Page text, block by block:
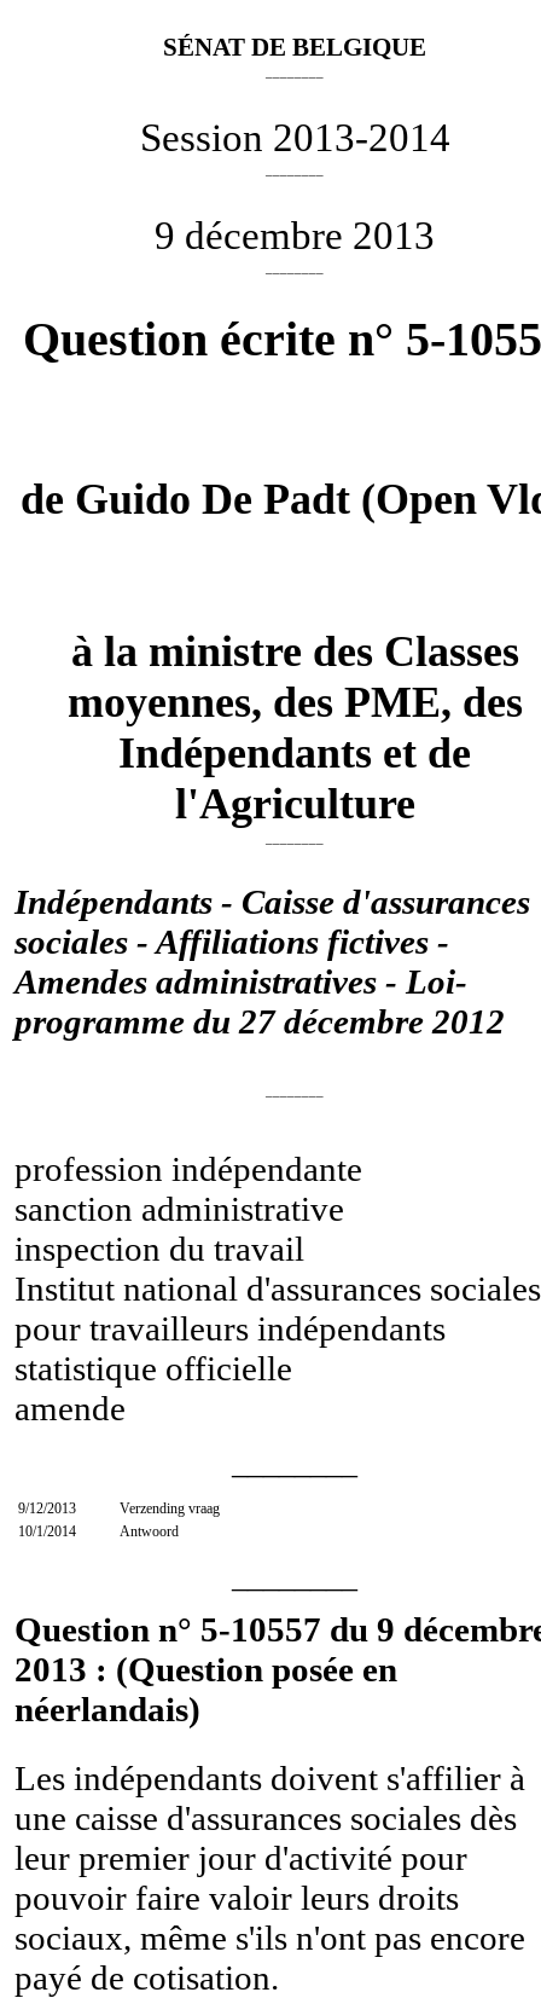
SÉNAT DE BELGIQUE
Session 2013-2014
9 décembre 2013
Question écrite n° 5-
de Guido De Padt (Open
à la ministre des Classes
moyennes, des PME, des
Indépendants et de
l'Agriculture
Indépendants - Caisse d'assurances
sociales - Affiliations fictives -
Amendes administratives - Loi-
programme du 27 décembre 2012
profession indépendante
sanction administrative
inspection du travail
Institut national d'assurances sociales
pour travailleurs indépendants
statistique officielle
amende
9/12/2013
Verzending vraag
10/1/2014
Antwoord
Question n° 5-10557 du 9
2013 : (Question posée en
néerlandais)
Les indépendants doivent s'affilier à
une caisse d'assurances sociales dès
leur premier jour d'activité pour
pouvoir faire valoir leurs droits
sociaux, même s'ils n'ont pas encore
payé de cotisation.